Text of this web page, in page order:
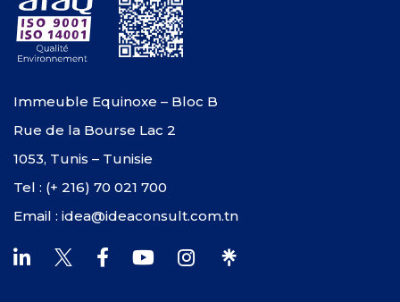
Immeuble Equinoxe – Bloc B
Rue de la Bourse Lac 2
1053, Tunis – Tunisie
Tel : (+ 216) 70 021 700
Email : idea@ideaconsult.com.tn